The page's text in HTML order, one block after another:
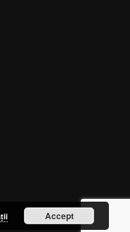
Accept